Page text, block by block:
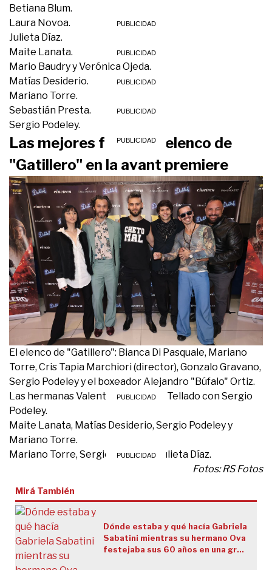
Betiana Blum.
Laura Novoa.
Julieta Díaz.
Maite Lanata.
Mario Baudry y Verónica Ojeda.
Matías Desiderio.
Mariano Torre.
Sebastián Presta.
Sergio Podeley.
Las mejores fotos del elenco de
"Gatillero" en la avant premiere
El elenco de "Gatillero": Bianca Di Pasquale, Mariano
Torre, Cris Tapia Marchiori (director), Gonzalo Gravano,
Sergio Podeley y el boxeador Alejandro "Búfalo" Ortiz.
Las hermanas Valentina y Máxima Tellado con Sergio
Podeley.
Maite Lanata, Matías Desiderio, Sergio Podeley y
Mariano Torre.
Mariano Torre, Sergio Podeley y Julieta Díaz.
Fotos: RS Fotos
Mirá También
Dónde estaba y qué hacía Gabriela
Sabatini mientras su hermano Ova
festejaba sus 60 años en una gran